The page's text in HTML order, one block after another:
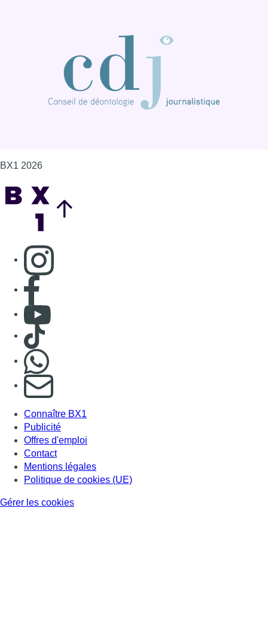
BX1 2026
Consulter page Instagram
Consulter page Facebook
Consulter Youtube
Consulter TikTok
S'abonner à notre newsletter
Connaître BX1
Publicité
Offres d'emploi
Contact
Mentions légales
Politique de cookies (UE)
Gérer les cookies